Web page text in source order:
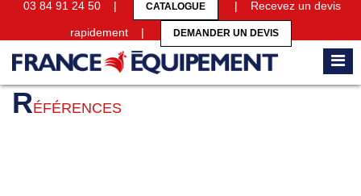
03 84 91 24 50 | CATALOGUE | Recevez un devis
rapidement | DEMANDER UN DEVIS
Accueil Références
RÉFÉRENCES